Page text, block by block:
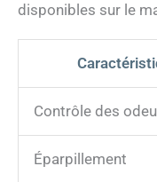
disponibles sur le
Contrôle des
Éparpillement